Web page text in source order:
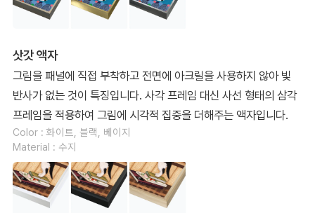
삿갓 액자
그림을 패널에 직접 부착하고 전면에 아크릴을 사용하지 않아 빛
반사가 없는 것이 특징입니다. 사각 프레임 대신 사선 형태의 삼각
프레임을 적용하여 그림에 시각적 집중을 더해주는 액자입니다.
Color : 화이트, 블랙, 베이지
Material : 수지